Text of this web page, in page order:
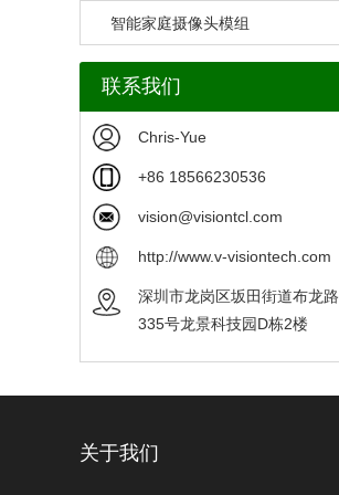
智能家庭摄像头模组
联系我们
Chris-Yue
+86 18566230536
vision@visiontcl.com
http://www.v-visiontech.com
深圳市龙岗区坂田街道布龙路
335号龙景科技园D栋2楼
关于我们